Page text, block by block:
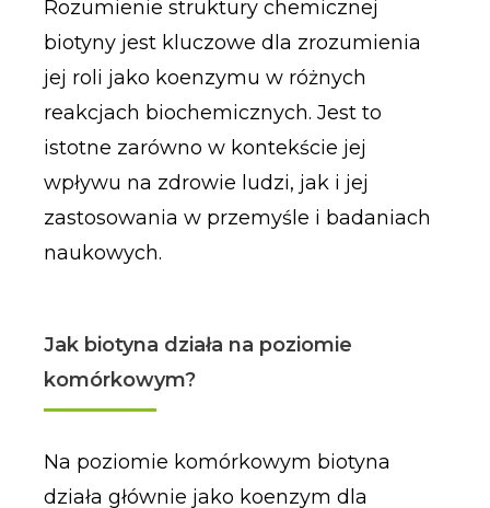
Rozumienie struktury chemicznej
biotyny jest kluczowe dla zrozumienia
jej roli jako koenzymu w różnych
reakcjach biochemicznych. Jest to
istotne zarówno w kontekście jej
wpływu na zdrowie ludzi, jak i jej
zastosowania w przemyśle i badaniach
naukowych.
Jak biotyna działa na poziomie
komórkowym?
Na poziomie komórkowym biotyna
działa głównie jako koenzym dla